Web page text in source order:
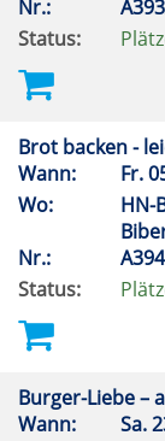
Nr.:
Status:
Brot backen -
Wann:
Fr.
Wo:
HN-
Nr.:
Status:
Burger-Liebe –
Wann:
Sa.